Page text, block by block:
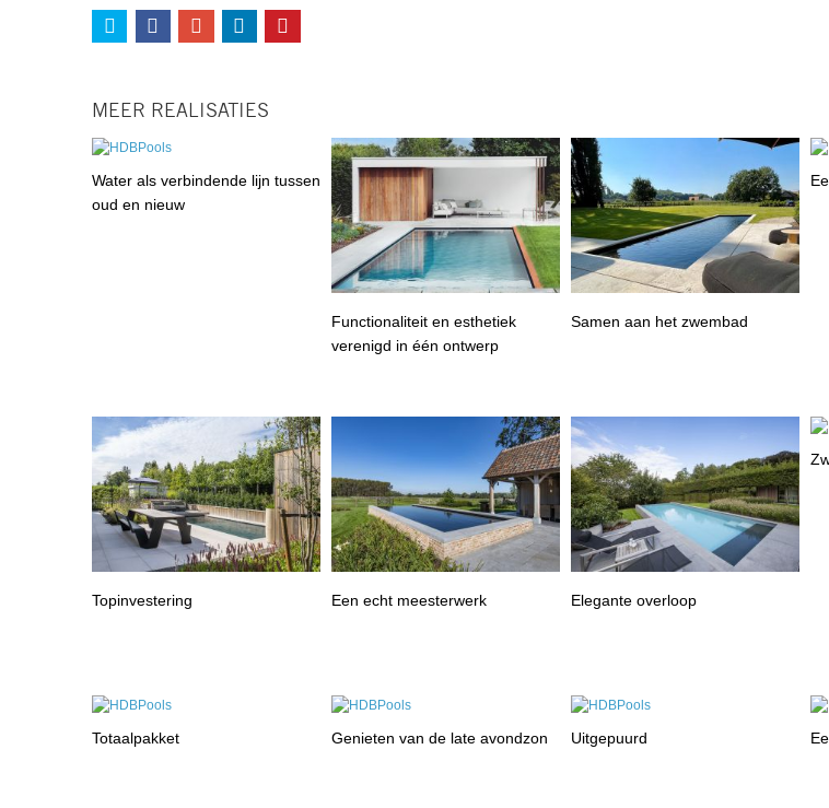
MEER REALISATIES
Water als verbindende lijn tussen
oud en nieuw
Functionaliteit en esthetiek
verenigd in één ontwerp
Samen aan het zwembad
Topinvestering Een echt meesterwerk Elegante overloop
Totaalpakket Genieten van de late avondzon Uitgepuurd